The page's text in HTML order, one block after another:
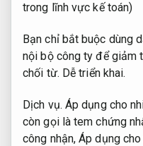
trong lĩnh vực kế toán)
Bạn chỉ bắt buộc dùng
nội bộ công ty để giảm
chối từ. Dễ triển khai.
Dịch vụ. Áp dụng cho
còn gọi là tem chứng
công nhận,Áp dụng cho